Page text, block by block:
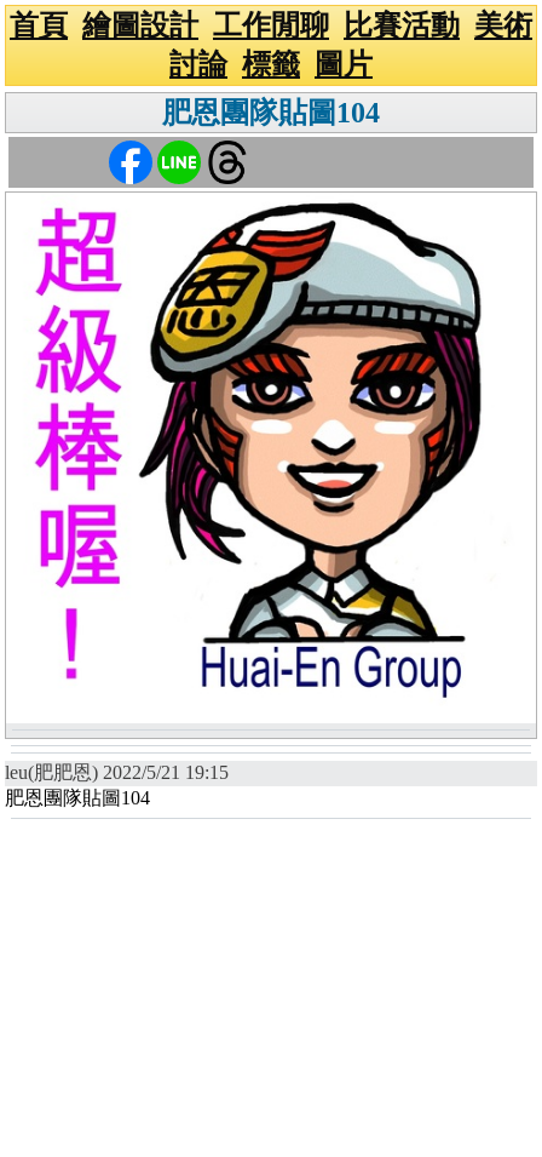
首頁 繪圖設計 工作閒聊 比賽活動 美術
討論 標籤
圖片
肥恩團隊貼圖104
leu(肥肥恩) 2022/5/21 19:15
肥恩團隊貼圖104